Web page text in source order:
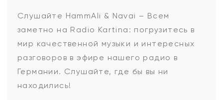
HammAli
&
Navai
Слушайте HammAli & Navai – Всем
заметно на Radio Kartina: погрузитесь в
мир качественной музыки и интересных
разговоров в эфире нашего радио в
Германии. Слушайте, где бы вы ни
находились!